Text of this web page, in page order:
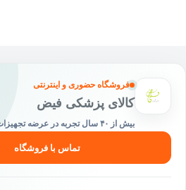
فروشگاه حضوری و اینترنتی
کالای پزشکی فیض
بیش از ۴۰ سال تجربه در عرضه تجهیزات و کالاهای پزشکی
تماس با فروشگاه